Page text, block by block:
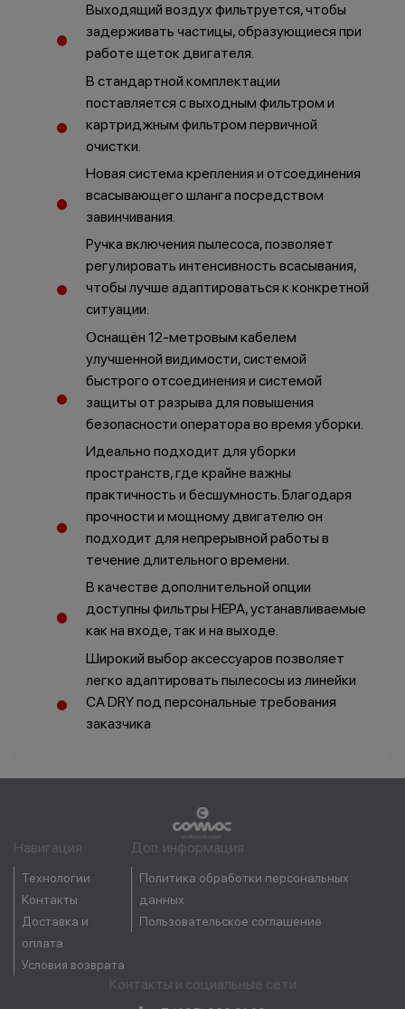
Выходящий воздух фильтруется, чтобы
задерживать частицы, образующиеся при
работе щеток двигателя.
В стандартной комплектации
поставляется с выходным фильтром и
картриджным фильтром первичной
очистки.
Новая система крепления и отсоединения
всасывающего шланга посредством
завинчивания.
Ручка включения пылесоса, позволяет
регулировать интенсивность всасывания,
чтобы лучше адаптироваться к конкретной
ситуации.
Оснащён 12-метровым кабелем
улучшенной видимости, системой
быстрого отсоединения и системой
защиты от разрыва для повышения
безопасности оператора во время уборки.
Идеально подходит для уборки
пространств, где крайне важны
практичность и бесшумность. Благодаря
прочности и мощному двигателю он
подходит для непрерывной работы в
течение длительного времени.
В качестве дополнительной опции
доступны фильтры HEPA, устанавливаемые
как на входе, так и на выходе.
Широкий выбор аксессуаров позволяет
легко адаптировать пылесосы из линейки
CA DRY под персональные требования
заказчика
Руководство по эксплуатации
Навигация
Технологии
Контакты
Доставка и
оплата
Условия возврата
Доп. информация
Политика обработки персональных
данных
Пользовательское соглашение
Контакты и социальные сети